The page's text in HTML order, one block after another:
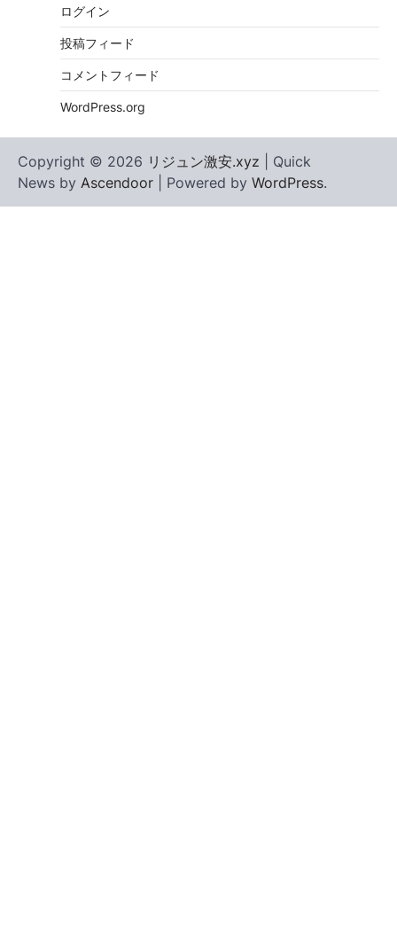
ログイン
投稿フィード
コメントフィード
WordPress.org
Copyright © 2026 リジュン激安.xyz | Quick
News by Ascendoor | Powered by WordPress.